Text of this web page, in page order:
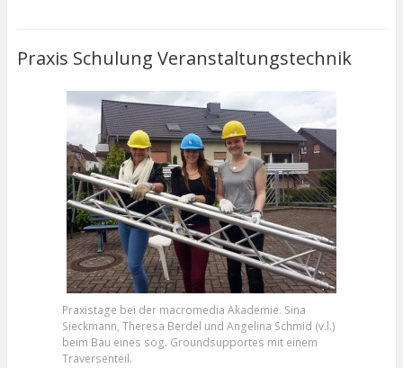
Praxis Schulung Veranstaltungstechnik
Praxistage bei der macromedia Akademie. Sina
Sieckmann, Theresa Berdel und Angelina Schmid (v.l.)
beim Bau eines sog. Groundsupportes mit einem
Traversenteil.